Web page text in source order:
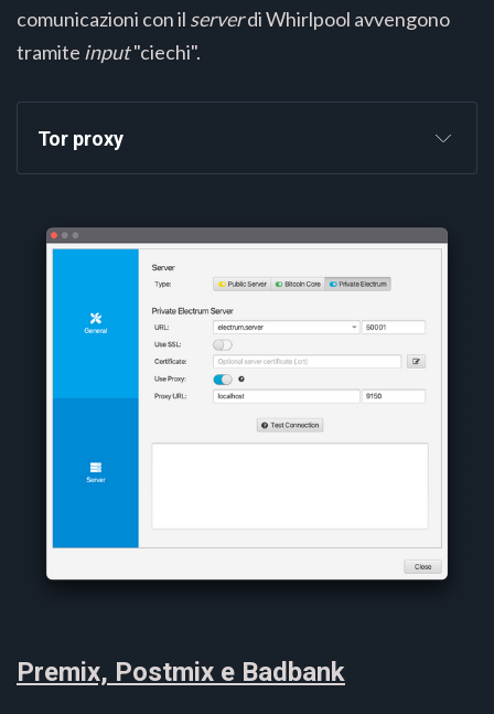
comunicazioni con il serverdi Whirlpool avvengono
tramite input"ciechi".
Tor proxy
Premix, Postmix e Badbank